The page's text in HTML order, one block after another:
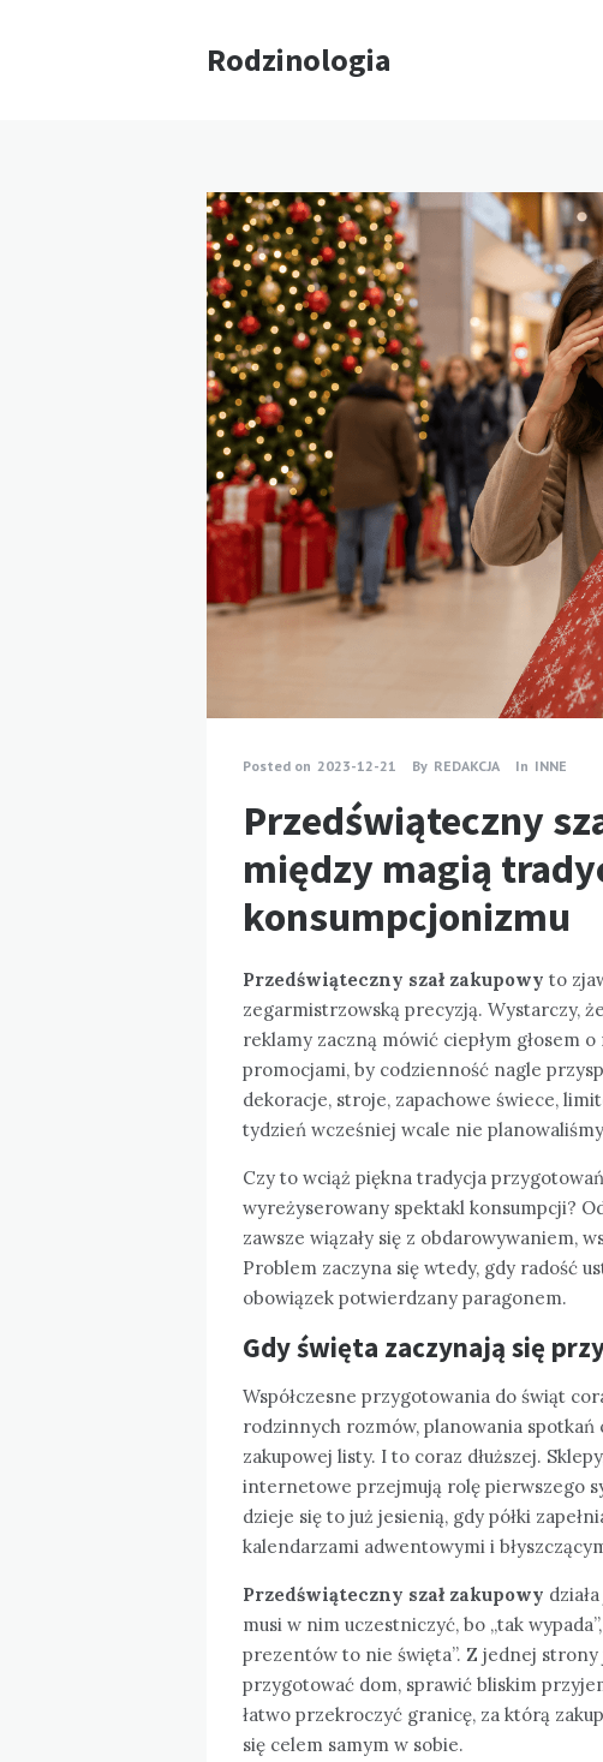
Rodzinologia
Posted on 2023-12-21 By REDAKCJA In INNE
Przedświąteczny
między magią
konsumpcjonizmu
Przedświąteczny szał zakupowy to
zegarmistrzowską precyzją. Wystarczy,
reklamy zaczną mówić ciepłym głosem
promocjami, by codzienność nagle
dekoracje, stroje, zapachowe świece,
tydzień wcześniej wcale nie
Czy to wciąż piękna tradycja
wyreżyserowany spektakl konsumpcji?
zawsze wiązały się z obdarowywaniem,
Problem zaczyna się wtedy, gdy radość
obowiązek potwierdzany paragonem.
Gdy święta zaczynają się
Współczesne przygotowania do świąt
rodzinnych rozmów, planowania spotkań
zakupowej listy. I to coraz dłuższej.
internetowe przejmują rolę pierwszego
dzieje się to już jesienią, gdy półki
kalendarzami adwentowymi i
Przedświąteczny szał zakupowy
musi w nim uczestniczyć, bo „tak
prezentów to nie święta”. Z jednej
przygotować dom, sprawić bliskim
łatwo przekroczyć granicę, za którą
się celem samym w sobie.